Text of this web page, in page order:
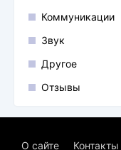
Коммуникации
Звук
Другое
Отзывы
О сайте Контакты